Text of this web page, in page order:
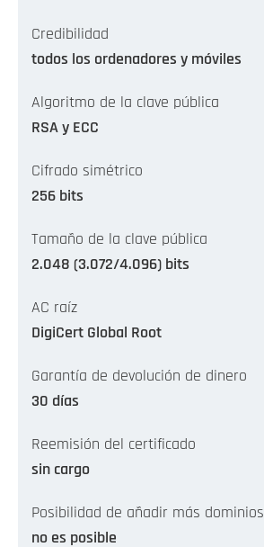
Credibilidad
todos los ordenadores y móviles
Algoritmo de la clave pública
RSA y ECC
Cifrado simétrico
256 bits
Tamaño de la clave pública
2.048 (3.072/4.096) bits
AC raíz
DigiCert Global Root
Garantía de devolución de dinero
30 días
Reemisión del certificado
sin cargo
Posibilidad de añadir más dominios
no es posible